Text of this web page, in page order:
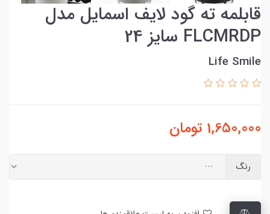
قابلمه ته گود لایف اسمایل مدل
FLCMRDP سایز 24
Life Smile
1,650,000 تومان
رنگ